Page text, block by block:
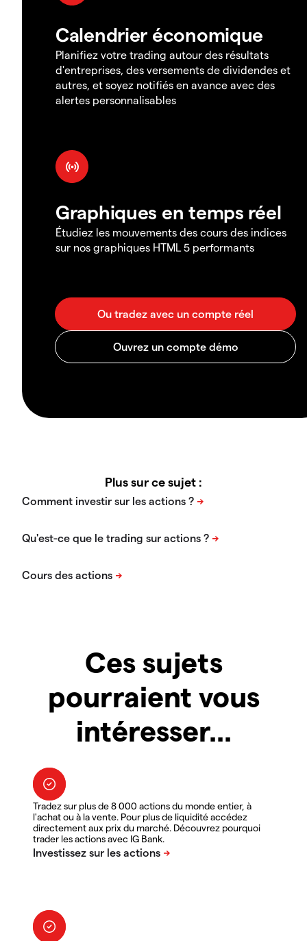
Calendrier économique
Planifiez votre trading autour des résultats
d'entreprises, des versements de dividendes et
autres, et soyez notifiés en avance avec des
alertes personnalisables
Graphiques en temps réel
Étudiez les mouvements des cours des indices
sur nos graphiques HTML 5 performants
Plus sur ce sujet :
Ces sujets
pourraient vous
intéresser...
Tradez sur plus de 8 000 actions du monde entier, à
l'achat ou à la vente. Pour plus de liquidité accédez
directement aux prix du marché. Découvrez pourquoi
trader les actions avec IG Bank.